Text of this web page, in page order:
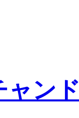
ャン